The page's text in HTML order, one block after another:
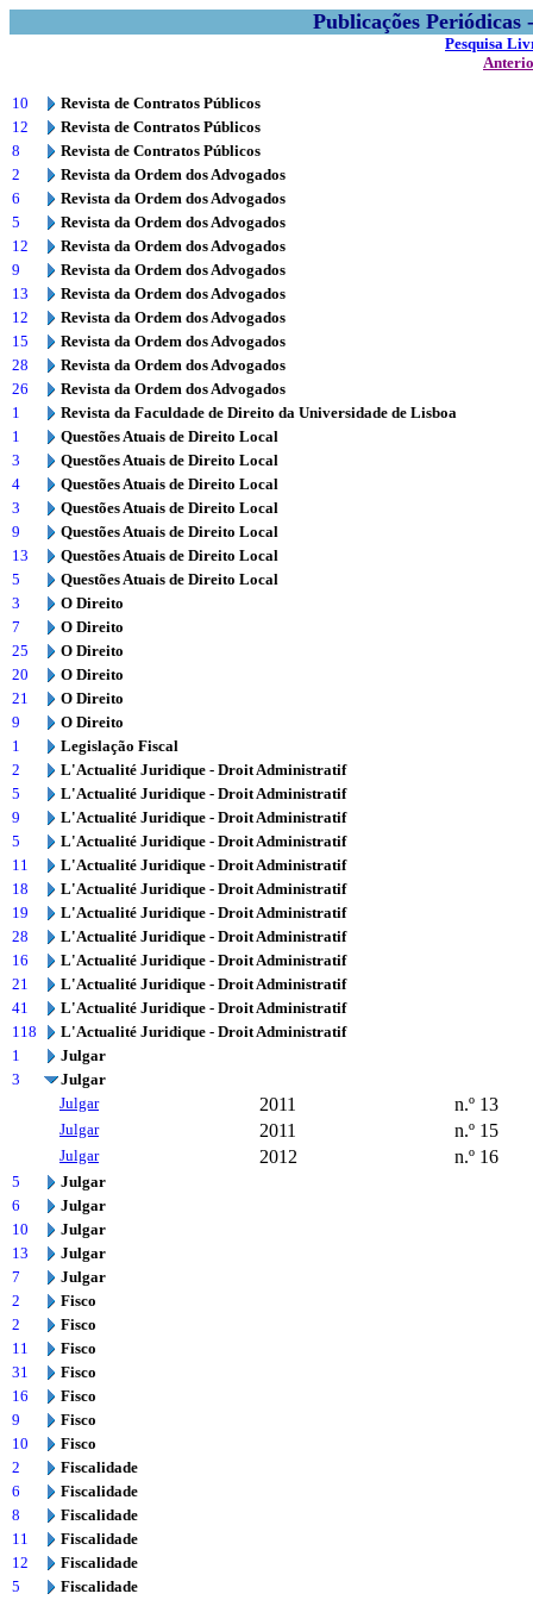
Publicações
Pesquisa
10
Revista de Contratos Públicos
12
Revista de Contratos Públicos
8
Revista de Contratos Públicos
2
Revista da Ordem dos Advogados
6
Revista da Ordem dos Advogados
5
Revista da Ordem dos Advogados
12
Revista da Ordem dos Advogados
9
Revista da Ordem dos Advogados
13
Revista da Ordem dos Advogados
12
Revista da Ordem dos Advogados
15
Revista da Ordem dos Advogados
28
Revista da Ordem dos Advogados
26
Revista da Ordem dos Advogados
1
Revista da Faculdade de Direito da Universidade de Lisboa
1
Questões Atuais de Direito Local
3
Questões Atuais de Direito Local
4
Questões Atuais de Direito Local
3
Questões Atuais de Direito Local
9
Questões Atuais de Direito Local
13
Questões Atuais de Direito Local
5
Questões Atuais de Direito Local
3
O Direito
7
O Direito
25
O Direito
20
O Direito
21
O Direito
9
O Direito
1
Legislação Fiscal
2
L'Actualité Juridique - Droit Administratif
5
L'Actualité Juridique - Droit Administratif
9
L'Actualité Juridique - Droit Administratif
5
L'Actualité Juridique - Droit Administratif
11
L'Actualité Juridique - Droit Administratif
18
L'Actualité Juridique - Droit Administratif
19
L'Actualité Juridique - Droit Administratif
28
L'Actualité Juridique - Droit Administratif
16
L'Actualité Juridique - Droit Administratif
21
L'Actualité Juridique - Droit Administratif
41
L'Actualité Juridique - Droit Administratif
118
L'Actualité Juridique - Droit Administratif
1
Julgar
3
Julgar
Julgar
2011 n.º 13
Julgar 2011 n.º 15
Julgar 2012 n.º 16
5
Julgar
6
Julgar
10
Julgar
13
Julgar
7
Julgar
2
Fisco
2
Fisco
11
Fisco
31
Fisco
16
Fisco
9
Fisco
10
Fisco
2
Fiscalidade
6
Fiscalidade
8
Fiscalidade
11
Fiscalidade
12
Fiscalidade
5
Fiscalidade